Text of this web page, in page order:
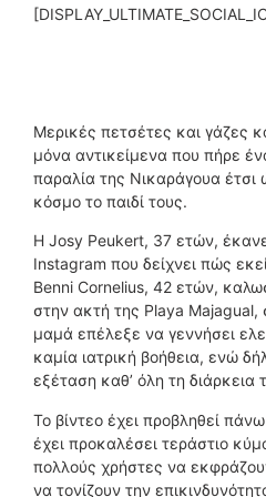
Μερικές πετσέτες και γάζες
μόνα αντικείμενα που πήρε
παραλία της Νικαράγουα
κόσμο το παιδί τους.
Η Josy Peukert, 37 ετών,
Instagram που δείχνει πώς
Benni Cornelius, 42 ετών,
στην ακτή της Playa
μαμά επέλεξε να γεννήσει
καμία ιατρική βοήθεια, ενώ
εξέταση καθ’ όλη τη διάρκεια
Το βίντεο έχει προβληθεί
έχει προκαλέσει τεράστιο
πολλούς χρήστες να
να τονίζουν την